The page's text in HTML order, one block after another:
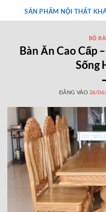
SẢN PHẨM NỘI THẤT
BỘ
Bàn Ăn Cao Cấp
Sống
ĐĂNG VÀO 26/